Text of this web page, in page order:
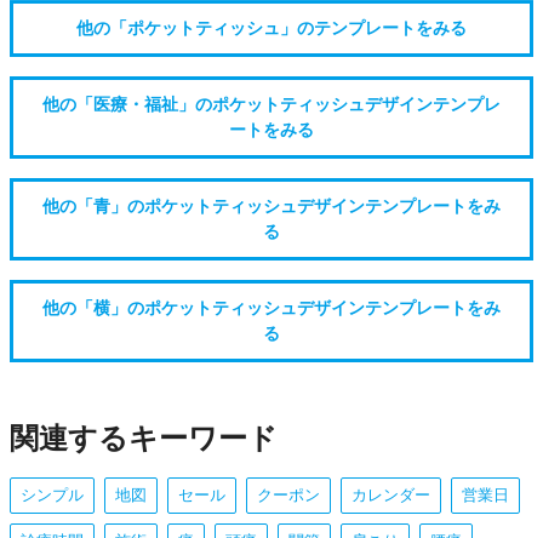
他の「ポケットティッシュ」のテンプレートをみる
他の「医療・福祉」のポケットティッシュデザインテンプレ
ートをみる
他の「青」のポケットティッシュデザインテンプレートをみ
る
他の「横」のポケットティッシュデザインテンプレートをみ
る
関連するキーワード
シンプル 地図 セール クーポン カレンダー 営業日